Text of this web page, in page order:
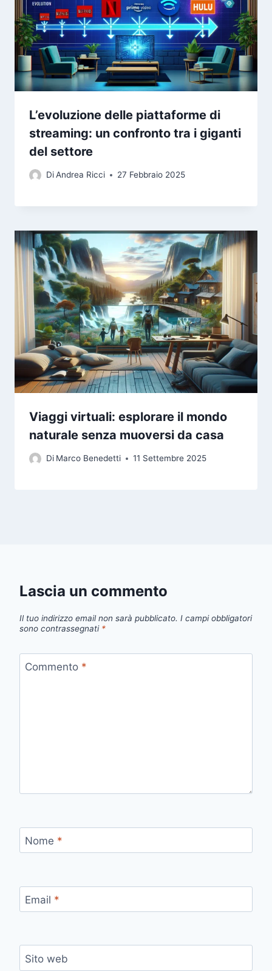
L’evoluzione delle piattaforme di
streaming: un confronto tra i giganti
del settore
DiAndrea Ricci 27 Febbraio 2025
Viaggi virtuali: esplorare il mondo
naturale senza muoversi da casa
Di Marco Benedetti 11 Settembre 2025
Lascia un commento
Il tuo indirizzo email non sarà pubblicato. I campi obbligatori
sono contrassegnati *
Commento *
Nome *
Email *
Sito web